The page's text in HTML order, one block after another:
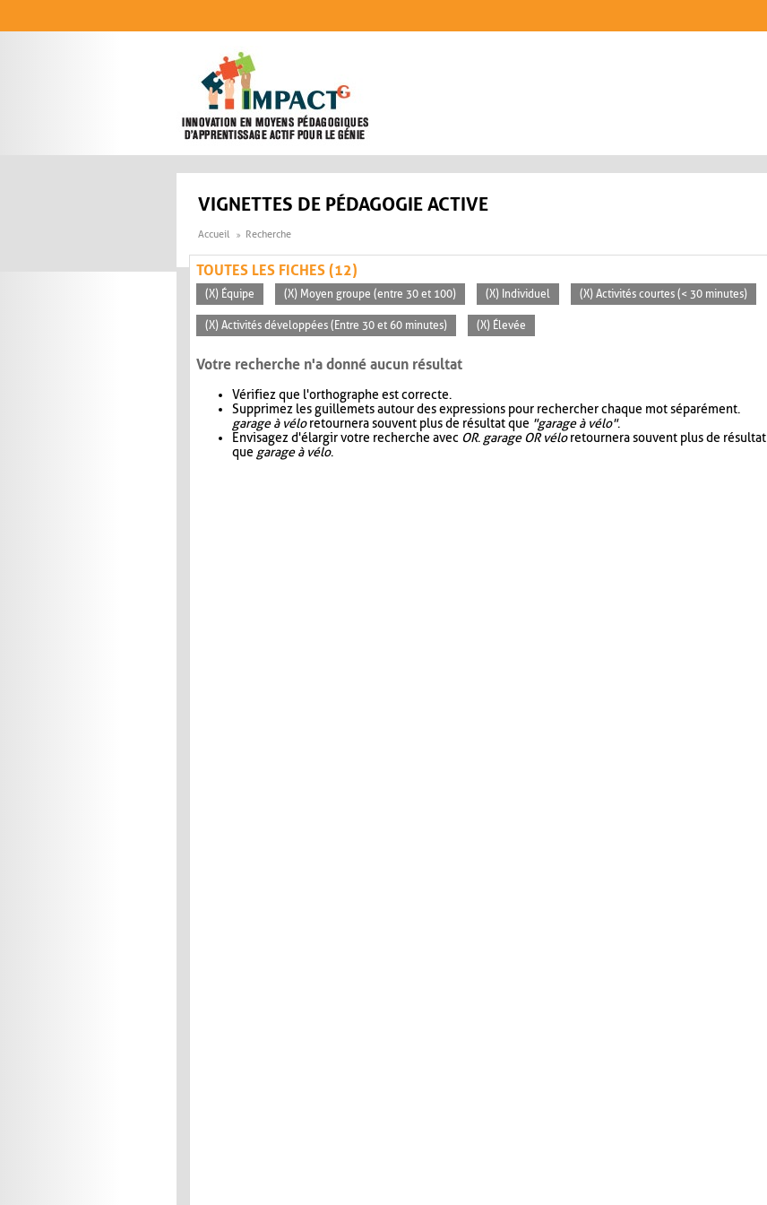
VIGNETTES DE PÉDAGOGIE ACTIVE
Accueil Recherche
TOUTES LES FICHES (12)
(X) Équipe (X) Moyen groupe (entre 30 et 100) (X) Individuel (X) Activités courtes (< 30 minutes)
(X) Activités développées (Entre 30 et 60 minutes) (X) Élevée
Votre recherche n'a donné aucun résultat
Vérifiez que l'orthographe est correcte.
Supprimez les guillemets autour des expressions pour rechercher chaque mot séparément.
garage à véloretournera souvent plus de résultat que "garage à vélo".
Envisagez d'élargir votre recherche avec OR. garage OR véloretournera souvent plus de résultat
que garage à vélo.